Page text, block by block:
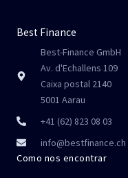
Best Finance
Best-Finance GmbH
Av. d'Echallens 109
Caixa postal 2140
5001 Aarau
+41 (62) 823 08 03
info@bestfinance.ch
Como nos encontrar